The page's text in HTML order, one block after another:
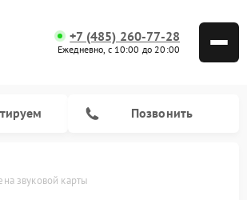
+7 (485) 260-77-28
Ежедневно, с 10:00 до 20:00
Позвонить
звуковой карты